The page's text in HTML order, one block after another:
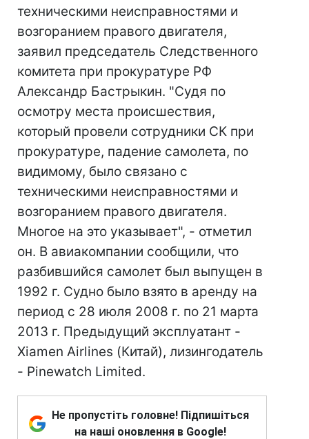
техническими неисправностями и
возгоранием правого двигателя,
заявил председатель Следственного
комитета при прокуратуре РФ
Александр Бастрыкин. "Судя по
осмотру места происшествия,
который провели сотрудники СК при
прокуратуре, падение самолета, по
видимому, было связано с
техническими неисправностями и
возгоранием правого двигателя.
Многое на это указывает", - отметил
он. В авиакомпании сообщили, что
разбившийся самолет был выпущен в
1992 г. Судно было взято в аренду на
период с 28 июля 2008 г. по 21 марта
2013 г. Предыдущий эксплуатант -
Xiamen Airlines (Китай), лизингодатель
- Pinewatch Limited.
Не пропустіть головне! Підпишіться
на наші оновлення в Google!